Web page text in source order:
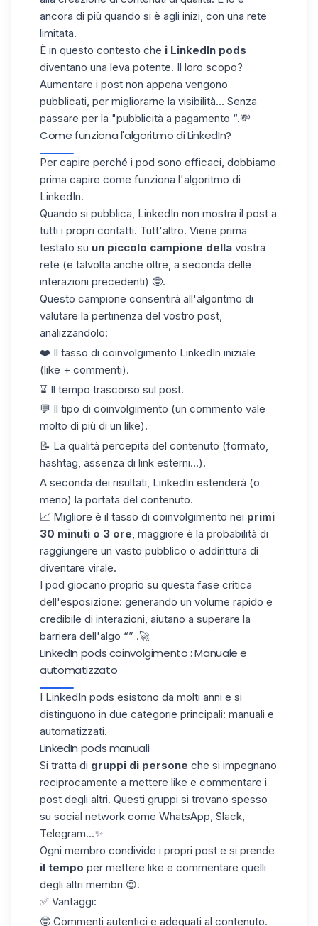
ancora di più quando si è agli inizi, con una rete
limitata.
È in questo contesto che i LinkedIn pods
diventano una leva potente. Il loro scopo?
Aumentare i post non appena vengono
pubblicati, per migliorarne la visibilità... Senza
passare per la "pubblicità a pagamento “.💸
Come funziona l'algoritmo di LinkedIn?
Per capire perché i pod sono efficaci, dobbiamo
prima capire come funziona l'algoritmo di
LinkedIn.
Quando si pubblica, LinkedIn non mostra il post a
tutti i propri contatti. Tutt'altro. Viene prima
testato su un piccolo campione della vostra
rete (e talvolta anche oltre, a seconda delle
interazioni precedenti) 🤓.
Questo campione consentirà all'algoritmo di
valutare la pertinenza del vostro post,
analizzandolo:
❤️ Il tasso di coinvolgimento LinkedIn iniziale
(like + commenti).
⌛️ Il tempo trascorso sul post.
💬 Il tipo di coinvolgimento (un commento vale
molto di più di un like).
📝 La qualità percepita del contenuto (formato,
hashtag, assenza di link esterni...).
A seconda dei risultati, LinkedIn estenderà (o
meno) la portata del contenuto.
📈 Migliore è il tasso di coinvolgimento nei primi
30 minuti o 3 ore , maggiore è la probabilità di
raggiungere un vasto pubblico o addirittura di
diventare virale.
I pod giocano proprio su questa fase critica
dell'esposizione: generando un volume rapido e
credibile di interazioni, aiutano a superare la
barriera dell'algo “” .🚀
LinkedIn pods coinvolgimento : Manuale e
automatizzato
I LinkedIn pods esistono da molti anni e si
distinguono in due categorie principali: manuali e
automatizzati.
LinkedIn pods manuali
Si tratta di gruppi di persone che si impegnano
reciprocamente a mettere like e commentare i
post degli altri. Questi gruppi si trovano spesso
su social network come WhatsApp, Slack,
Telegram...✨
Ogni membro condivide i propri post e si prende
il tempo per mettere like e commentare quelli
degli altri membri 😍.
✅ Vantaggi:
🤓 Commenti autentici e adeguati al contenuto.